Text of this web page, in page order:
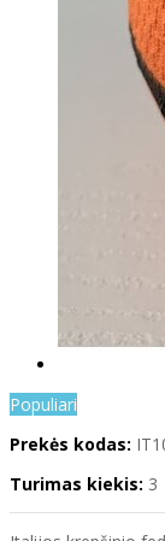
Populiari
Prekės kodas:
Turimas kiekis: 3